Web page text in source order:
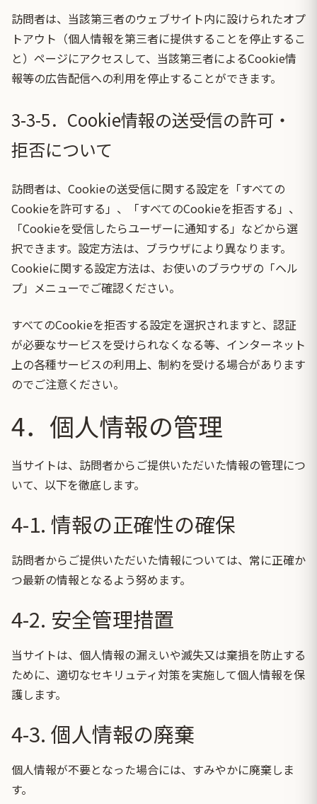
訪問者は、当該第三者のウェブサイト内に設けられたオプ
トアウト（個人情報を第三者に提供することを停止するこ
と）ページにアクセスして、当該第三者によるCookie情
報等の広告配信への利用を停止することができます。
3-3-5．Cookie情報の送受信の許可・
拒否について
訪問者は、Cookieの送受信に関する設定を「すべての
Cookieを許可する」、「すべてのCookieを拒否する」、
「Cookieを受信したらユーザーに通知する」などから選
択できます。設定方法は、ブラウザにより異なります。
Cookieに関する設定方法は、お使いのブラウザの「ヘル
プ」メニューでご確認ください。
すべてのCookieを拒否する設定を選択されますと、認証
が必要なサービスを受けられなくなる等、インターネット
上の各種サービスの利用上、制約を受ける場合があります
のでご注意ください。
4．個人情報の管理
当サイトは、訪問者からご提供いただいた情報の管理につ
いて、以下を徹底します。
4-1. 情報の正確性の確保
訪問者からご提供いただいた情報については、常に正確か
つ最新の情報となるよう努めます。
4-2. 安全管理措置
当サイトは、個人情報の漏えいや滅失又は棄損を防止する
ために、適切なセキリュティ対策を実施して個人情報を保
護します。
4-3. 個人情報の廃棄
個人情報が不要となった場合には、すみやかに廃棄しま
す。